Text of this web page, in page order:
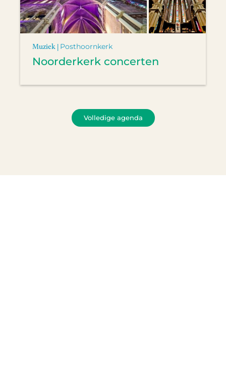
Muziek | Posthoornkerk
Noorderkerk concerten
Volledige agenda